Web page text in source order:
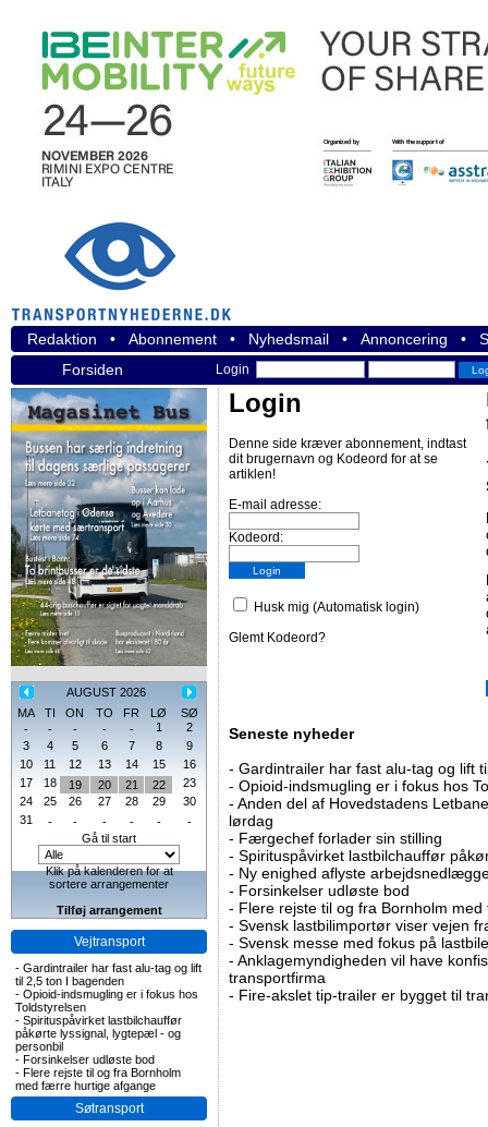
Redaktion • Abonnement • Nyhedsmail • Annoncering •
Forsiden
Login
AUGUST 2026
MA
TI ON TO FR LØ
SØ
-
- - - - 1
2
3
4 5 6 7 8
9
10
11 12 13 14 15
16
17
18 19 20 21 22
23
24
25 26 27 28 29
30
31
- - - - -
-
Gå til start
Klik på kalenderen for at
sortere arrangementer
Tilføj arrangement
Vejtransport
- Gardintrailer har fast alu-tag og lift
til 2,5 ton I bagenden
- Opioid-indsmugling er i fokus hos
Toldstyrelsen
- Spirituspåvirket lastbilchauffør
påkørte lyssignal, lygtepæl - og
personbil
- Forsinkelser udløste bod
- Flere rejste til og fra Bornholm
med færre hurtige afgange
Søtransport
Login
Denne side kræver abonnement, indtast
dit brugernavn og Kodeord for at se
artiklen!
E-mail adresse:
Kodeord:
Husk mig (Automatisk login)
Glemt Kodeord?
Seneste nyheder
- Gardintrailer har fast alu-tag og lift
- Opioid-indsmugling er i fokus hos
- Anden del af Hovedstadens
lørdag
- Færgechef forlader sin stilling
- Spirituspåvirket lastbilchauffør
- Ny enighed aflyste
- Forsinkelser udløste bod
- Flere rejste til og fra Bornholm
- Svensk lastbilimportør viser vejen
- Svensk messe med fokus på
- Anklagemyndigheden vil have
transportfirma
- Fire-akslet tip-trailer er bygget til